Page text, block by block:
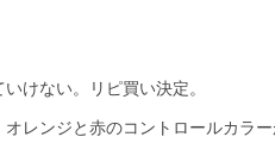
けない。リピ買い決定。
レンジと赤のコントロールカラ